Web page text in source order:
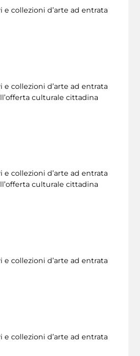
collezioni d’arte ad entrata
collezioni d’arte ad entrata
culturale cittadina
collezioni d’arte ad entrata
culturale cittadina
collezioni d’arte ad entrata
collezioni d’arte ad entrata